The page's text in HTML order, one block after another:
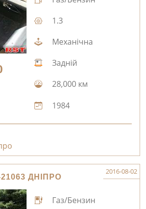
1.3
Механічна
Задній
28,000 км
1984
ДНІПРО
2016-08-02
Газ/Бензин